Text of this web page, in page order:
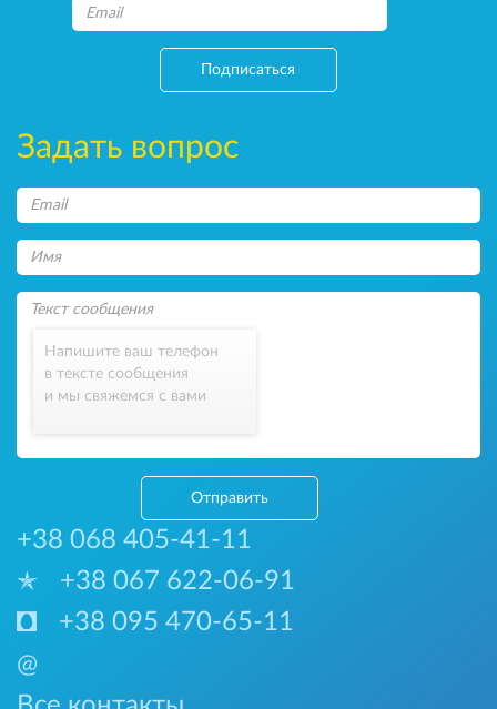
Подписаться
Задать вопрос
Напишите ваш телефон
в тексте сообщения
и мы свяжемся с вами
Отправить
+38 068 405-41-11
+38 067 622-06-91
+38 095 470-65-11
@